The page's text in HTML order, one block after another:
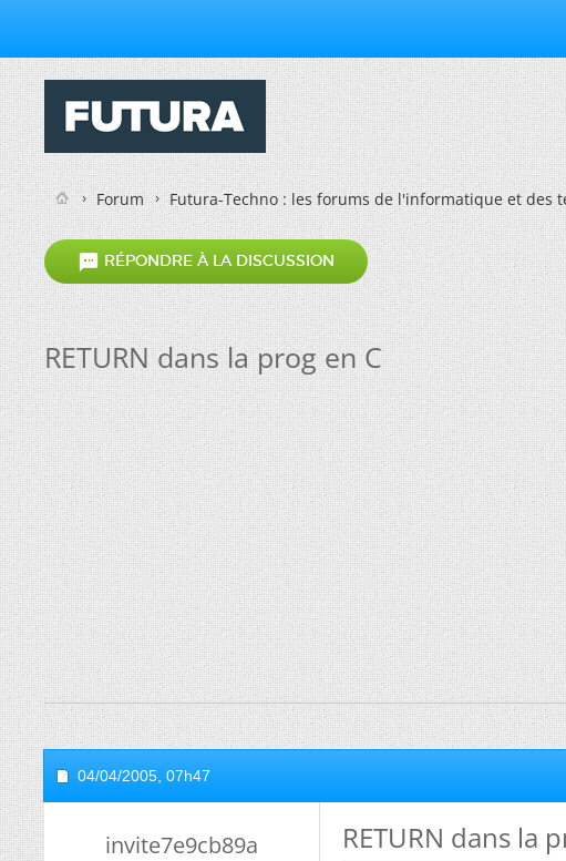
Forum Futura-Techno : les forums de l'informatique et des
 RÉPONDRE À LA DISCUSSION
RETURN dans la prog en C
04/04/2005, 07h47
invite7e9cb89a RETURN dans la